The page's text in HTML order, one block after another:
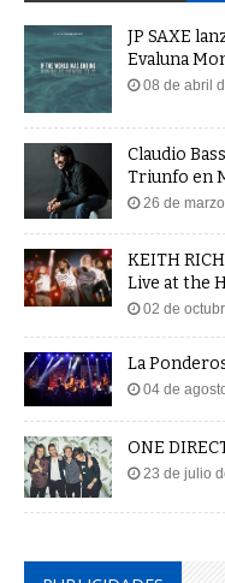
JP SAXE
Evaluna
08 de abril
Claudio
Triunfo en
26 de
KEITH
Live at the
02 de
La
04 de
ONE
23 de julio